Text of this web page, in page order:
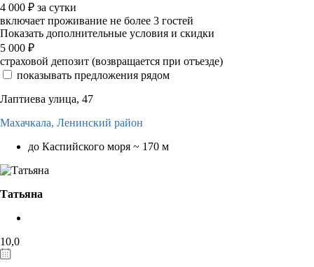
4 000 ₽ за сутки
включает проживание не более 3 гостей
Показать дополнительные условия и скидки
5 000 ₽
страховой депозит (возвращается при отъезде)
показывать предложения рядом
Лаптиева улица, 47
Махачкала, Ленинский район
до Каспийского моря ~ 170 м
Татьяна
10,0